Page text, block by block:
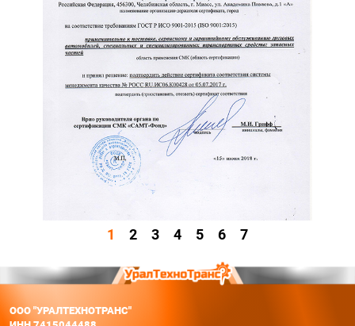
1 2 3 4 5 6 7
ООО "УРАЛТЕХНОТРАНС"